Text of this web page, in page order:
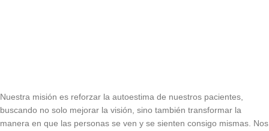
Nuestra misión es reforzar la autoestima de nuestros pacientes,
buscando no solo mejorar la visión, sino también transformar la
manera en que las personas se ven y se sienten consigo mismas. Nos